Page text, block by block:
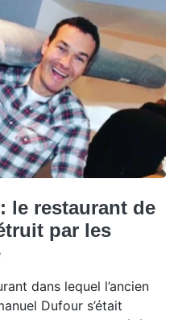
le restaurant de
par les
dans lequel l’ancien
Dufour s’était